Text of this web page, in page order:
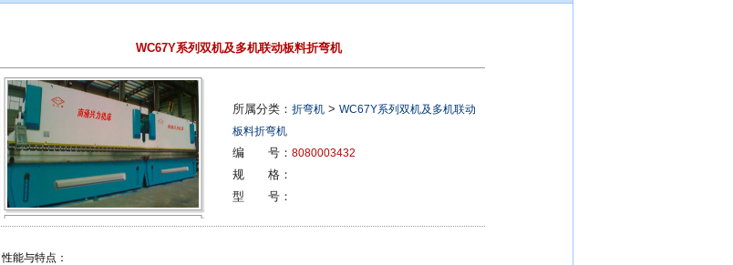
WC67Y系列双机及多机联动板料折弯机
所属分类： 折弯机> WC67Y系列双机及多机联动
板料折弯机
编 号： 8080003432
规 格：
型 号：
性能与特点：